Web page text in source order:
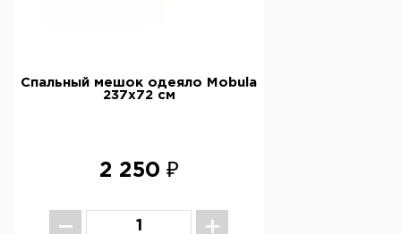
Спальный мешок одеяло Mobula
237х72 см
2 250 ₽